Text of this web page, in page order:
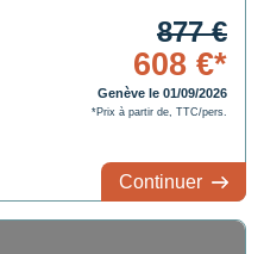
877 €
608 €*
Genève le 01/09/2026
*Prix à partir de, TTC/pers.
Continuer